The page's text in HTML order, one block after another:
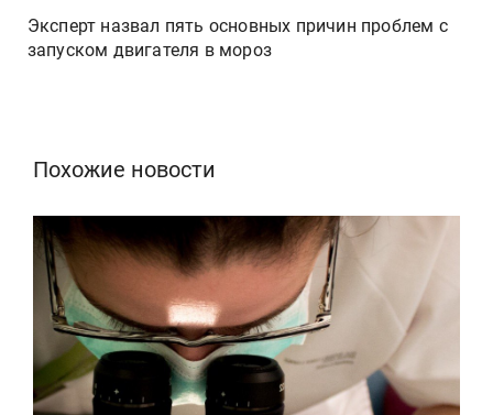
Эксперт назвал пять основных причин проблем с
запуском двигателя в мороз
Похожие новости